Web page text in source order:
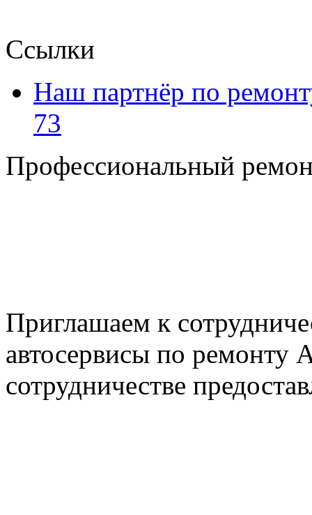
Ссылки
Наш партнёр по
73
Профессиональный
Приглашаем к
автосервисы по
сотрудничестве